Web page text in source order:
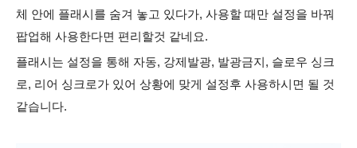
체 안에 플래시를 숨겨 놓고 있다가, 사용할 때만 설정을 바꿔
팝업해 사용한다면 편리할것 같네요.
플래시는 설정을 통해 자동, 강제발광, 발광금지, 슬로우 싱크
로, 리어 싱크로가 있어 상황에 맞게 설정후 사용하시면 될 것
같습니다.